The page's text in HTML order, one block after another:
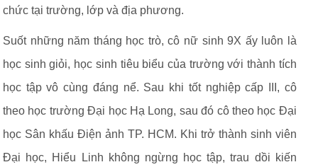
chức tại trường, lớp và địa phương.
Suốt những năm tháng học trò, cô nữ sinh 9X ấy luôn là
học sinh giỏi, học sinh tiêu biểu của trường với thành tích
học tập vô cùng đáng nể. Sau khi tốt nghiệp cấp III, cô
theo học trường Đại học Hạ Long, sau đó cô theo học Đại
học Sân khấu Điện ảnh TP. HCM. Khi trở thành sinh viên
Đại học, Hiểu Linh không ngừng học tập, trau dồi kiến